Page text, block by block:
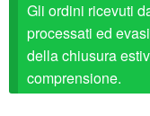
FAQ
Gli ordini ricevuti
processati ed
della chiusura
comprensione.